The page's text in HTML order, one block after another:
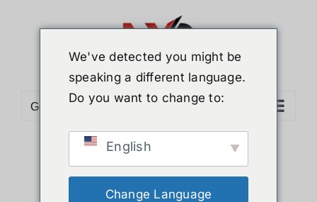
Go to...
Sort byName
24 Products
We've detected you might be
speaking a different language.
Do you want to change to:
English
Change Language